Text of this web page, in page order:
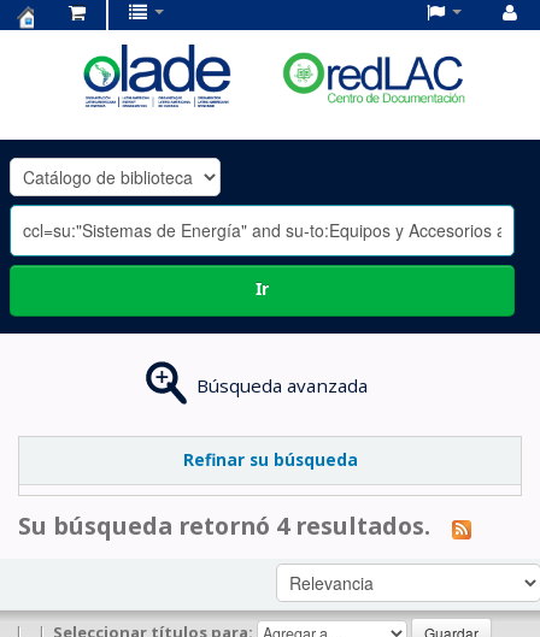
OLADE
-
Ir
Búsqueda avanzada
Refinar su búsqueda
Su búsqueda retornó 4 resultados.
| | Seleccionar títulos para: